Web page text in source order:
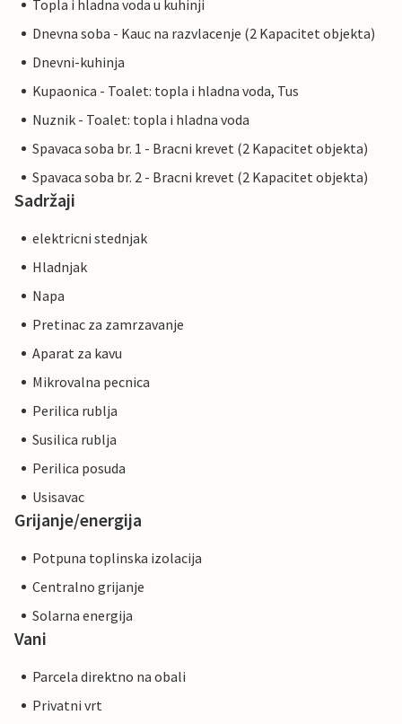
Topla i hladna voda u kuhinji
Dnevna soba - Kauc na razvlacenje (2 Kapacitet objekta)
Dnevni-kuhinja
Kupaonica - Toalet: topla i hladna voda, Tus
Nuznik - Toalet: topla i hladna voda
Spavaca soba br. 1 - Bracni krevet (2 Kapacitet objekta)
Spavaca soba br. 2 - Bracni krevet (2 Kapacitet objekta)
Sadržaji
elektricni stednjak
Hladnjak
Napa
Pretinac za zamrzavanje
Aparat za kavu
Mikrovalna pecnica
Perilica rublja
Susilica rublja
Perilica posuda
Usisavac
Grijanje/energija
Potpuna toplinska izolacija
Centralno grijanje
Solarna energija
Vani
Parcela direktno na obali
Privatni vrt